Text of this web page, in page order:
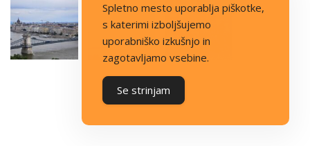
Spletno mesto uporablja piškotke,
s katerimi izboljšujemo
uporabniško izkušnjo in
zagotavljamo vsebine.
Se strinjam